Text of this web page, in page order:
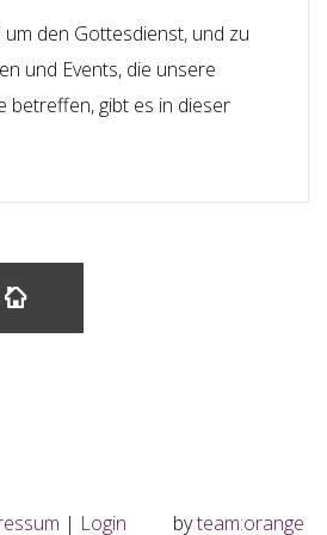
den Gottesdienst, und zu
und Events, die unsere
betreffen, gibt es in dieser
| Login byteam:orange